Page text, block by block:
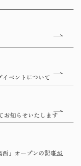
ベントについて
お知らせいたします
」オープンの記事が